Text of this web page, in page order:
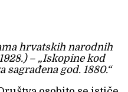
hrvatskih narodnih
– „Iskopine kod
sagrađena god. 1880.“